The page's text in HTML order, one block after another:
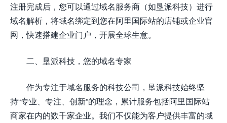
注册完成后，您可以通过域名服务商（如垦派科技）进行
域名解析，将域名绑定到您在阿里国际站的店铺或企业官
网，快速搭建企业门户，开展全球生意。
二、垦派科技，您的域名专家
作为专注于域名服务的科技公司，垦派科技始终坚
持“专业、专注、创新”的理念，累计服务包括阿里国际站
商家在内的数千家企业。我们不仅能为客户提供丰富的域